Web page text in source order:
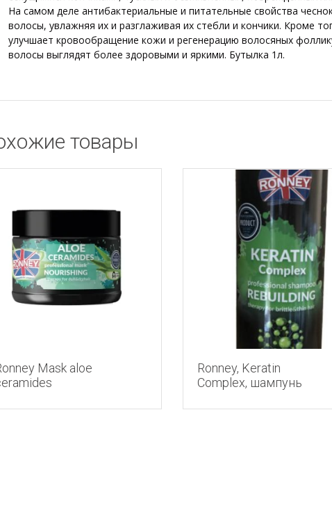
На самом деле антибактериальные и питательные свойства
волосы, увлажняя их и разглаживая их стебли и кончики. Кроме
улучшает кровообращение кожи и регенерацию волосяных
волосы выглядят более здоровыми и яркими. Бутылка 1л.
товары
Mask aloe
Ronney, Keratin
Complex, шампунь